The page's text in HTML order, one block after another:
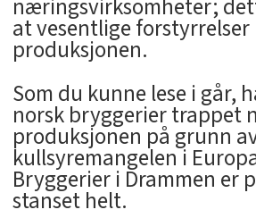
næringsvirksomheter;
at vesentlige forstyrrelser
produksjonen.
Som du kunne lese i går,
norsk bryggerier trappet
produksjonen på grunn
kullsyremangelen i
Bryggerier i Drammen er
stanset helt.